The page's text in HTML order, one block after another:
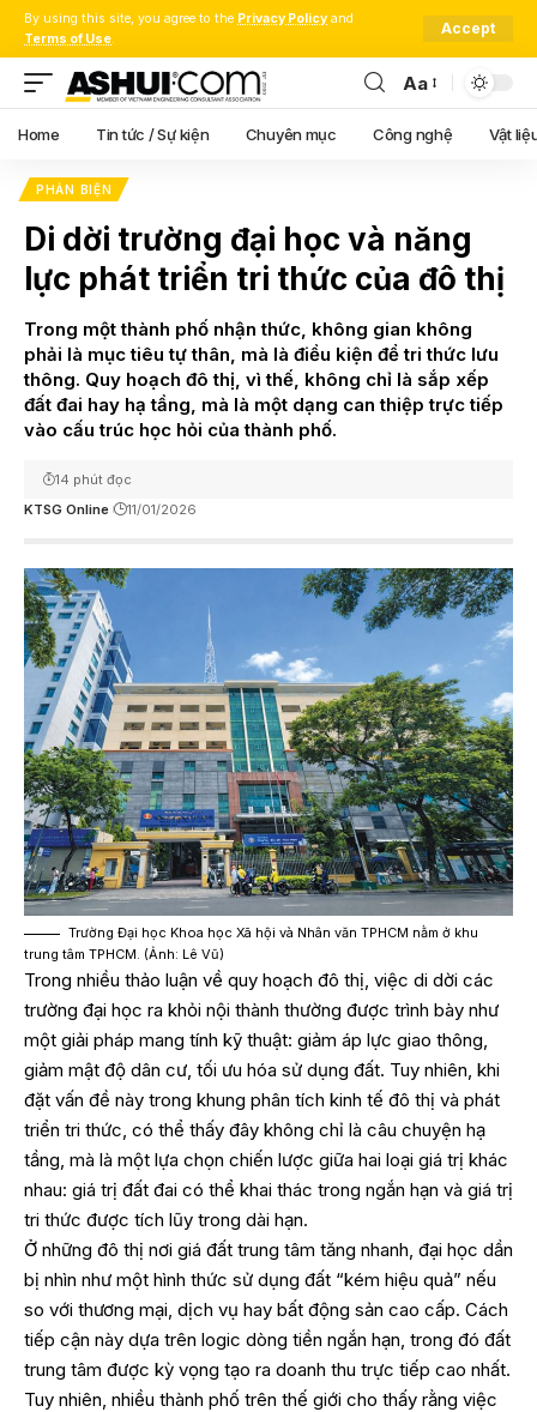
By using this site, you agree to the Privacy Policy and
Terms of Use.
Accept
Font
Resizer
Aa
Home Tin tức / Sự kiện Chuyên mục Công nghệ Vật
PHẢN BIỆN
Di dời trường đại học và năng
lực phát triển tri thức của đô thị
Trong một thành phố nhận thức, không gian không
phải là mục tiêu tự thân, mà là điều kiện để tri thức lưu
thông. Quy hoạch đô thị, vì thế, không chỉ là sắp xếp
đất đai hay hạ tầng, mà là một dạng can thiệp trực tiếp
vào cấu trúc học hỏi của thành phố.
KTSG Online 11/01/2026
14 phút đọc
Trường Đại học Khoa học Xã hội và Nhân văn TPHCM nằm ở khu
trung tâm TPHCM. (Ảnh: Lê Vũ)
Trong nhiều thảo luận về quy hoạch đô thị, việc di dời các
trường đại học ra khỏi nội thành thường được trình bày như
một giải pháp mang tính kỹ thuật: giảm áp lực giao thông,
giảm mật độ dân cư, tối ưu hóa sử dụng đất. Tuy nhiên, khi
đặt vấn đề này trong khung phân tích kinh tế đô thị và phát
triển tri thức, có thể thấy đây không chỉ là câu chuyện hạ
tầng, mà là một lựa chọn chiến lược giữa hai loại giá trị khác
nhau: giá trị đất đai có thể khai thác trong ngắn hạn và giá trị
tri thức được tích lũy trong dài hạn.
Ở những đô thị nơi giá đất trung tâm tăng nhanh, đại học dần
bị nhìn như một hình thức sử dụng đất “kém hiệu quả” nếu
so với thương mại, dịch vụ hay bất động sản cao cấp. Cách
tiếp cận này dựa trên logic dòng tiền ngắn hạn, trong đó đất
trung tâm được kỳ vọng tạo ra doanh thu trực tiếp cao nhất.
Tuy nhiên, nhiều thành phố trên thế giới cho thấy rằng việc